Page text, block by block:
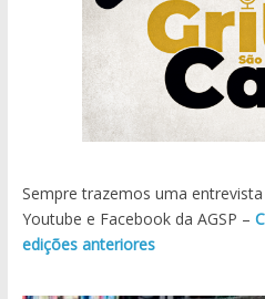
Sempre trazemos uma
Youtube e Facebook da AGSP –
edições anteriores